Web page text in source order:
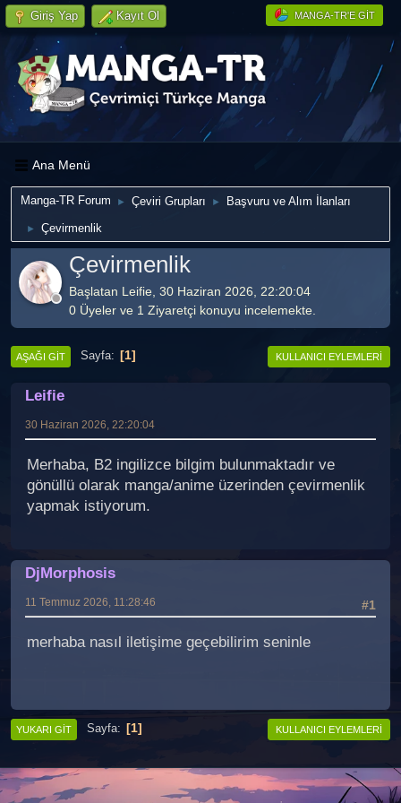
MANGA-TR'E GIT
Giriş Yap Kayıt Ol
Ana Menü
Manga-TR Forum ► Çeviri Grupları ► Başvuru ve Alım İlanları
► Çevirmenlik
Çevirmenlik
Başlatan Leifie, 30 Haziran 2026, 22:20:04
0 Üyeler ve 1 Ziyaretçi konuyu incelemekte.
AŞAĞI GIT Sayfa 1 KULLANICI EYLEMLERI
Leifie
30 Haziran 2026, 22:20:04
Merhaba, B2 ingilizce bilgim bulunmaktadır ve
gönüllü olarak manga/anime üzerinden çevirmenlik
yapmak istiyorum.
DjMorphosis
#1
11 Temmuz 2026, 11:28:46
merhaba nasıl iletişime geçebilirim seninle
YUKARI GIT Sayfa 1 KULLANICI EYLEMLERI